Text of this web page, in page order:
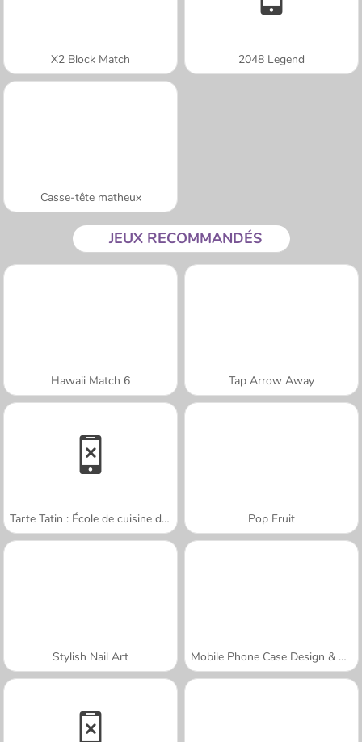
X2 Block Match 2048 Legend
Casse-tête matheux
JEUX RECOMMANDÉS
Hawaii Match 6 Tap Arrow Away
Tarte Tatin : École de cuisine de Sara Pop Fruit
Stylish Nail Art Mobile Phone Case Design & DIY